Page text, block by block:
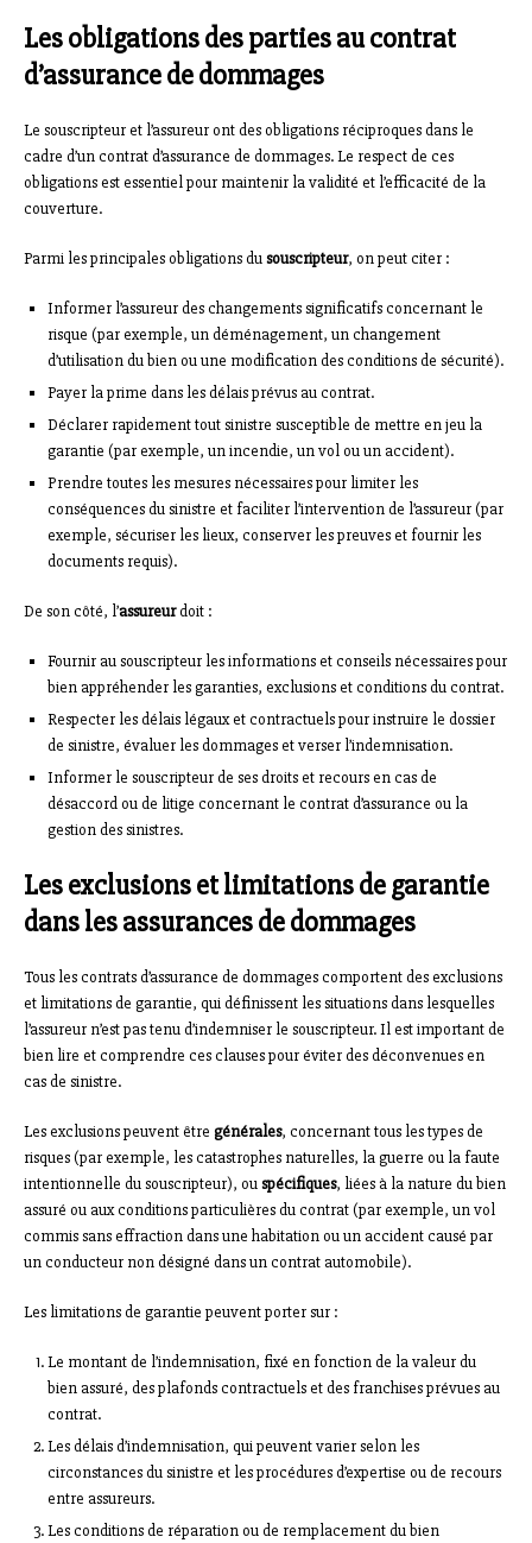
Les obligations des parties au contrat
d’assurance de dommages
Le souscripteur et l’assureur ont des obligations réciproques dans le
cadre d’un contrat d’assurance de dommages. Le respect de ces
obligations est essentiel pour maintenir la validité et l’efficacité de la
couverture.
Parmi les principales obligations dusouscripteur, on peut citer :
Informer l’assureur des changements significatifs concernant le
risque (par exemple, un déménagement, un changement
d’utilisation du bien ou une modification des conditions de sécurité).
Payer la prime dans les délais prévus au contrat.
Déclarer rapidement tout sinistre susceptible de mettre en jeu la
garantie (par exemple, un incendie, un vol ou un accident).
Prendre toutes les mesures nécessaires pour limiter les
conséquences du sinistre et faciliter l’intervention de l’assureur (par
exemple, sécuriser les lieux, conserver les preuves et fournir les
documents requis).
De son côté, l’assureurdoit :
Fournir au souscripteur les informations et conseils nécessaires pour
bien appréhender les garanties, exclusions et conditions du contrat.
Respecter les délais légaux et contractuels pour instruire le dossier
de sinistre, évaluer les dommages et verser l’indemnisation.
Informer le souscripteur de ses droits et recours en cas de
désaccord ou de litige concernant le contrat d’assurance ou la
gestion des sinistres.
Les exclusions et limitations de garantie
dans les assurances de dommages
Tous les contrats d’assurance de dommages comportent des exclusions
et limitations de garantie, qui définissent les situations dans lesquelles
l’assureur n’est pas tenu d’indemniser le souscripteur. Il est important de
bien lire et comprendre ces clauses pour éviter des déconvenues en
cas de sinistre.
Les exclusions peuvent être générales, concernant tous les types de
risques (par exemple, les catastrophes naturelles, la guerre ou la faute
intentionnelle du souscripteur), ouspécifiques, liées à la nature du bien
assuré ou aux conditions particulières du contrat (par exemple, un vol
commis sans effraction dans une habitation ou un accident causé par
un conducteur non désigné dans un contrat automobile).
Les limitations de garantie peuvent porter sur :
Le montant de l’indemnisation, fixé en fonction de la valeur du
bien assuré, des plafonds contractuels et des franchises prévues au
contrat.
Les délais d’indemnisation, qui peuvent varier selon les
circonstances du sinistre et les procédures d’expertise ou de recours
entre assureurs.
Les conditions de réparation ou de remplacement du bien